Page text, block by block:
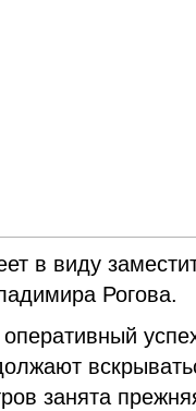
в виду
Рогова.
занята